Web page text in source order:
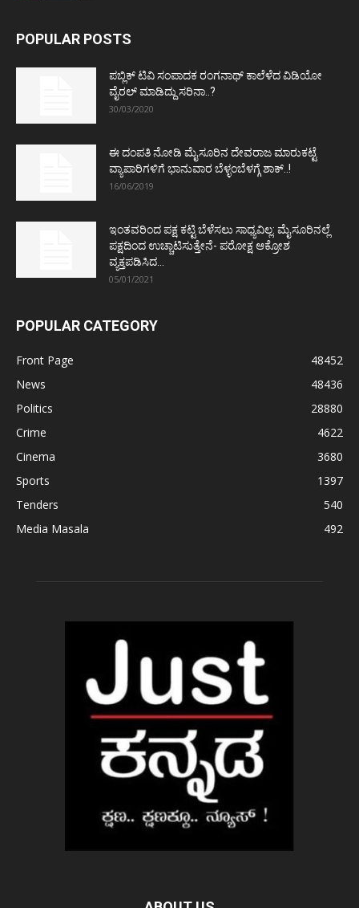
POPULAR POSTS
ಪಬ್ಲಿಕ್ ಟಿವಿ ಸಂಪಾದಕ ರಂಗನಾಥ್ ಕಾಲೆಳೆದ ವಿಡಿಯೋ
ವೈರಲ್ ಮಾಡಿದ್ದು ಸರಿನಾ..?
30/03/2020
ಈ ದಂಪತಿ ನೋಡಿ ಮೈಸೂರಿನ ದೇವರಾಜ ಮಾರುಕಟ್ಟೆ
ವ್ಯಾಪಾರಿಗಳಿಗೆ ಭಾನುವಾರ ಬೆಳ್ಳಂಬೆಳಗ್ಗೆ ಶಾಕ್..!
16/06/2019
ಇಂತವರಿಂದ ಪಕ್ಷ ಕಟ್ಟಿ ಬೆಳೆಸಲು ಸಾಧ್ಯವಿಲ್ಲ: ಮೈಸೂರಿನಲ್ಲೆ
ಪಕ್ಷದಿಂದ ಉಚ್ಚಾಟಿಸುತ್ತೇನೆ- ಪರೋಕ್ಷ ಆಕ್ರೋಶ
ವ್ಯಕ್ತಪಡಿಸಿದ...
05/01/2021
POPULAR CATEGORY
Front Page
48452
News
48436
Politics
28880
Crime
4622
Cinema
3680
Sports
1397
Tenders
540
Media Masala
492